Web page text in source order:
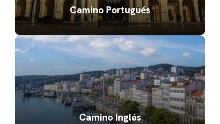
Camino Portugués
Camino Inglés